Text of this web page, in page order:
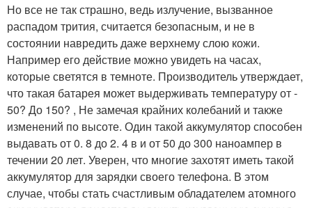
Но все не так страшно, ведь излучение, вызванное
распадом трития, считается безопасным, и не в
состоянии навредить даже верхнему слою кожи.
Например его действие можно увидеть на часах,
которые светятся в темноте. Производитель утверждает,
что такая батарея может выдерживать температуру от -
50? До 150? , Не замечая крайних колебаний и также
изменений по высоте. Один такой аккумулятор способен
выдавать от 0. 8 до 2. 4 в и от 50 до 300 наноампер в
течении 20 лет. Уверен, что многие захотят иметь такой
аккумулятор для зарядки своего телефона. В этом
случае, чтобы стать счастливым обладателем атомного